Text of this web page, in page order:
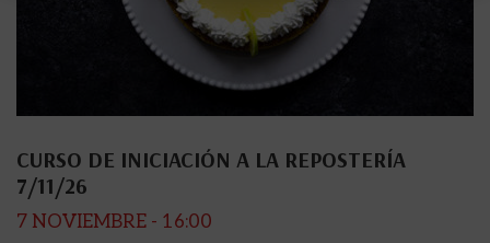
CURSO DE INICIACIÓN A LA REPOSTERÍA
7/11/26
7 NOVIEMBRE - 16:00